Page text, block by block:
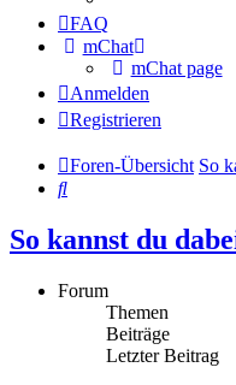
FAQ
mChat
mChat page
Anmelden
Registrieren
Foren-Übersicht So
Suche
So kannst du
Forum
Themen
Beiträge
Letzter Beitrag